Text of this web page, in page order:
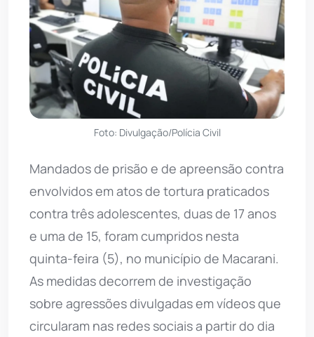
Foto: Divulgação/Polícia Civil
Mandados de prisão e de apreensão contra
envolvidos em atos de tortura praticados
contra três adolescentes, duas de 17 anos
e uma de 15, foram cumpridos nesta
quinta-feira (5), no município de Macarani.
As medidas decorrem de investigação
sobre agressões divulgadas em vídeos que
circularam nas redes sociais a partir do dia